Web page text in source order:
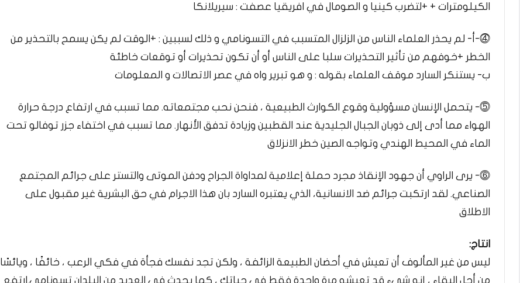
الكيلومترات + +لتضرب كينيا و الصومال في افريقيا عصفت : سيريلانكا
⓸-أ- لم يحذر العلماء الناس من الزلزال المتسبب في التسونامي و ذلك لسببين : +الوقت لم يكن يسمح بالتحذير من
الخطر +خوفهم من تأثير التحذيرات سلبا على الناس أو أن تكون تحذيرات أو توقعات خاطئة
ب- يستنكر السارد موقف العلماء بقوله : و هو تبرير واه في عصر الاتصالات و المعلومات
⓹- يتحمل الإنسان مسؤولية وقوع الكوارث الطبيعية ، فنحن نحب مجتمعاته. مما تسبب في ارتفاع درجة حرارة
الهواء مما أدى إلى ذوبان الجبال الجليدية عند القطبين وزيادة تدفق الأنهار. مما تسبب في اختفاء جزر توفالو تحت
الماء في المحيط الهندي وتواجه الصين خطر الانزلاق
⓺- يرى الراوي أن جهود الإنقاذ مجرد حملة إعلامية لمداواة الجراح ودفن الموتى والتستر على جرائم المجتمع
الصناعي. لقد ارتكبت جرائم ضد الانسانية، الذي يعتبره السارد بان هذا الاجرام في حق البشرية غير مقبول على
الاطلاق
انتاج:
ليس من غير المألوف أن تعيش في أحضان الطبيعة الزائفة ، ولكن تجد نفسك فجأة في فكي الرعب ، خائفًا ، ويائسًا
من أجل البقاء ، إنه شيء قد تعيشه مرة واحدة فقط في حياتك ، كما يحدث في العديد من البلدان تسونامي.ارتفع